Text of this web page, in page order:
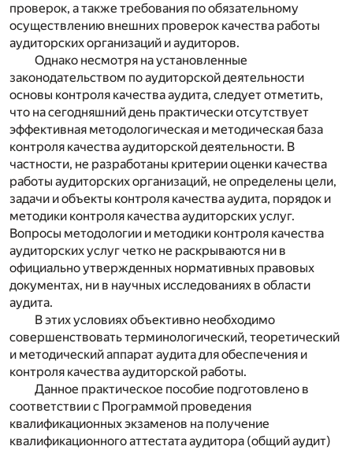
проверок, а также требования по обязательному
осуществлению внешних проверок качества работы
аудиторских организаций и аудиторов.
Однако несмотря на установленные
законодательством по аудиторской деятельности
основы контроля качества аудита, следует отметить,
что на сегодняшний день практически отсутствует
эффективная методологическая и методическая база
контроля качества аудиторской деятельности. В
частности, не разработаны критерии оценки качества
работы аудиторских организаций, не определены цели,
задачи и объекты контроля качества аудита, порядок и
методики контроля качества аудиторских услуг.
Вопросы методологии и методики контроля качества
аудиторских услуг четко не раскрываются ни в
официально утвержденных нормативных правовых
документах, ни в научных исследованиях в области
аудита.
В этих условиях объективно необходимо
совершенствовать терминологический, теоретический
и методический аппарат аудита для обеспечения и
контроля качества аудиторской работы.
Данное практическое пособие подготовлено в
соответствии с Программой проведения
квалификационных экзаменов на получение
квалификационного аттестата аудитора (общий аудит)